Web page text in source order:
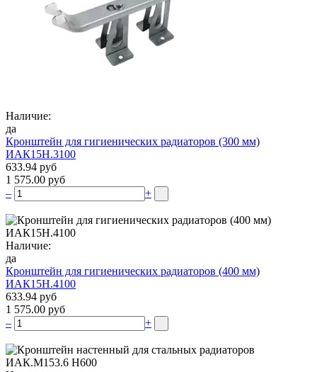
Наличие:
да
Кронштейн для гигиенических радиаторов (300 мм)
ИАК15Н.3100
633.94 руб
1 575.00 руб
–
+
Наличие:
да
Кронштейн для гигиенических радиаторов (400 мм)
ИАК15Н.4100
633.94 руб
1 575.00 руб
–
+